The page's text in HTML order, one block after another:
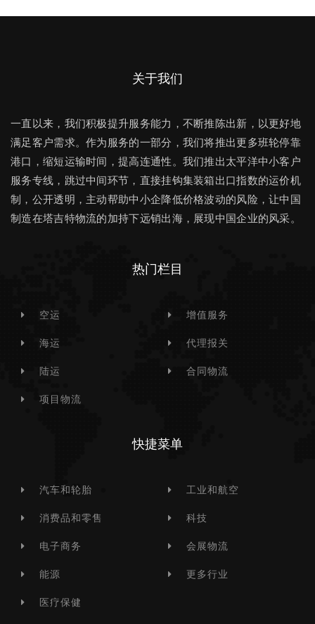
关于我们
一直以来，我们积极提升服务能力，不断推陈出新，以更好地
满足客户需求。作为服务的一部分，我们将推出更多班轮停靠
港口，缩短运输时间，提高连通性。我们推出太平洋中小客户
服务专线，跳过中间环节，直接挂钩集装箱出口指数的运价机
制，公开透明，主动帮助中小企降低价格波动的风险，让中国
制造在塔吉特物流的加持下远销出海，展现中国企业的风采。
热门栏目
空运
海运
陆运
项目物流
增值服务
代理报关
合同物流
快捷菜单
汽车和轮胎
消费品和零售
电子商务
能源
医疗保健
工业和航空
科技
会展物流
更多行业